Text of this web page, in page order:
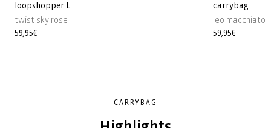
loopshopper L
twist sky rose
Normale
59,95€
carrybag
leo macchiato
Normale
59,95€
CARRYBAG